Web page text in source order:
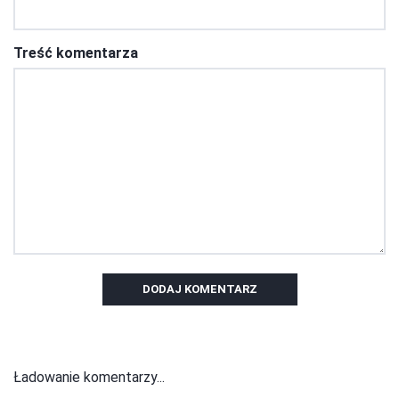
Treść komentarza
DODAJ KOMENTARZ
Ładowanie komentarzy...